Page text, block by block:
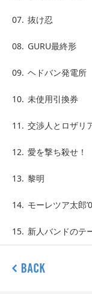
07. 抜け忍
08. GURU最終形
09. ヘドバン発電所
10. 未使用引換券
11. 交渉人とロザリ
12. 愛を撃ち殺せ！
13. 黎明
14. モーレツア太郎
15. 新人バンドのテ